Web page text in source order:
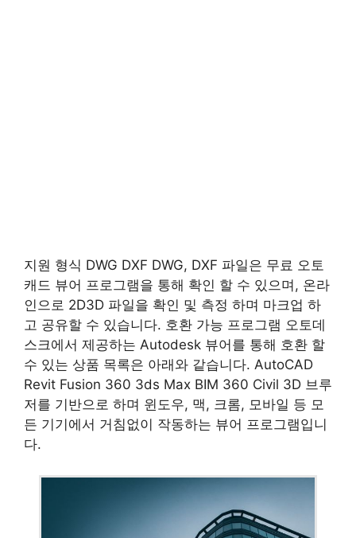
지원 형식 DWG DXF DWG, DXF 파일은 무료 오토
캐드 뷰어 프로그램을 통해 확인 할 수 있으며, 온라
인으로 2D3D 파일을 확인 및 측정 하며 마크업 하
고 공유할 수 있습니다. 호환 가능 프로그램 오토데
스크에서 제공하는 Autodesk 뷰어를 통해 호환 할
수 있는 상품 목록은 아래와 같습니다. AutoCAD
Revit Fusion 360 3ds Max BIM 360 Civil 3D 브루
저를 기반으로 하며 윈도우, 맥, 크롬, 모바일 등 모
든 기기에서 거침없이 작동하는 뷰어 프로그램입니
다.